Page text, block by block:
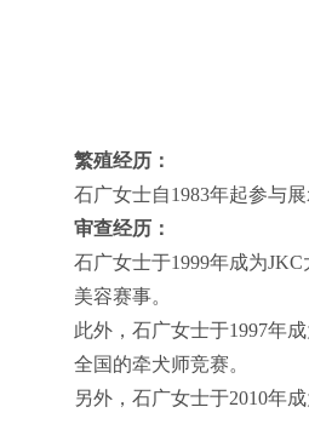
繁殖经历：
石广女士自1983年起参与
审查经历：
石广女士于1999年成为
美容赛事。
此外，石广女士于1997年
全国的牵犬师竞赛。
另外，石广女士于2010年